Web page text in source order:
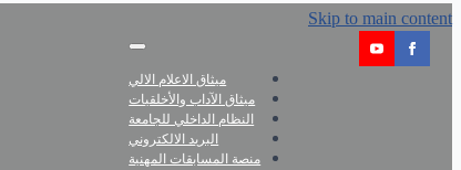
Skip to main content
ميثاق الاعلام الالي
ميثاق الآداب والأخلقيات
النظام الداخلي للجامعة
البريد الالكتروني
منصة المسابقات المهنية